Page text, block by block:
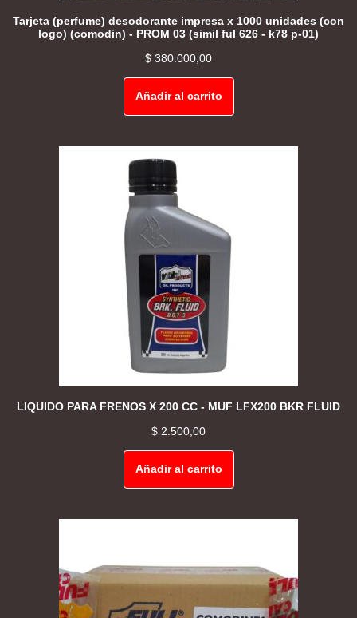
Tarjeta (perfume) desodorante impresa x 1000 unidades (con
logo) (comodin) - PROM 03 (simil ful 626 - k78 p-01)
$ 380.000,00
Añadir al carrito
LIQUIDO PARA FRENOS X 200 CC - MUF LFX200 BKR FLUID
$ 2.500,00
Añadir al carrito